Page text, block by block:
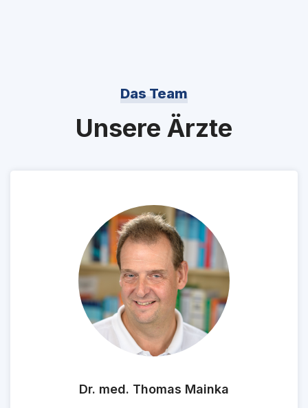
Das Team
Unsere Ärzte
Dr. med. Thomas Mainka